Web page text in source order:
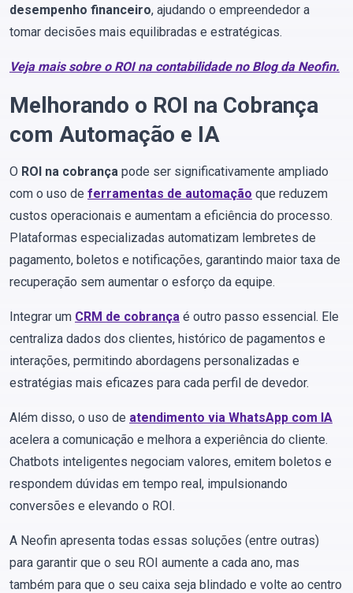
desempenho financeiro, ajudando o empreendedor a
tomar decisões mais equilibradas e estratégicas.
Veja mais sobre o ROI na contabilidade no Blog da Neofin.
Melhorando o ROI na Cobrança
com Automação e IA
O ROI na cobrança pode ser significativamente ampliado
com o uso de ferramentas de automação que reduzem
custos operacionais e aumentam a eficiência do processo.
Plataformas especializadas automatizam lembretes de
pagamento, boletos e notificações, garantindo maior taxa de
recuperação sem aumentar o esforço da equipe.
Integrar um CRM de cobrança é outro passo essencial. Ele
centraliza dados dos clientes, histórico de pagamentos e
interações, permitindo abordagens personalizadas e
estratégias mais eficazes para cada perfil de devedor.
Além disso, o uso de atendimento via WhatsApp com IA
acelera a comunicação e melhora a experiência do cliente.
Chatbots inteligentes negociam valores, emitem boletos e
respondem dúvidas em tempo real, impulsionando
conversões e elevando o ROI.
A Neofin apresenta todas essas soluções (entre outras)
para garantir que o seu ROI aumente a cada ano, mas
também para que o seu caixa seja blindado e volte ao centro